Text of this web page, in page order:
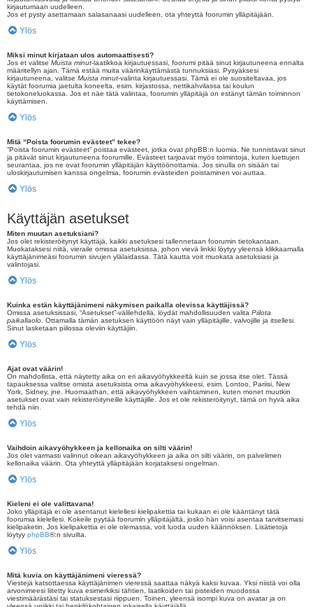
kirjautumaan uudelleen.
Jos et pysty asettamaan salasanaasi uudelleen, ota yhteyttä foorumin ylläpitäjään.
Ylös
Miksi minut kirjataan ulos automaattisesti?
Jos et valitse Muista minut-laatikkoa kirjautuessasi, foorumi pitää sinut kirjautuneena ennalta
määritellyn ajan. Tämä estää muita väärinkäyttämästä tunnuksiasi. Pysyäksesi
kirjautuneena, valitse Muista minut-valinta kirjautuessasi. Tämä ei ole suositeltavaa, jos
käytät foorumia jaetulta koneelta, esim. kirjastossa, nettikahvilassa tai koulun
tietokoneluokassa. Jos et näe tätä valintaa, foorumin ylläpitäjä on estänyt tämän toiminnon
käyttämisen.
Ylös
Mitä “Poista foorumin evästeet” tekee?
“Poista foorumin evästeet” poistaa evästeet, jotka ovat phpBB:n luomia. Ne tunnistavat sinut
ja pitävät sinut kirjautuneena foorumille. Evästeet tarjoavat myös toimintoja, kuten luettujen
seurantaa, jos ne ovat foorumin ylläpitäjän käyttöönottamia. Jos sinulla on sisään tai
uloskirjautumisen kanssa ongelmia, foorumin evästeiden poistaminen voi auttaa.
Ylös
Käyttäjän asetukset
Miten muutan asetuksiani?
Jos olet rekisteröitynyt käyttäjä, kaikki asetuksesi tallennetaan foorumin tietokantaan.
Muokataksesi niitä, vieraile omissa asetuksissa, johon vievä linkki löytyy yleensä klikkaamalla
käyttäjänimeäsi foorumin sivujen ylälaidassa. Tätä kautta voit muokata asetuksiasi ja
valintojasi.
Ylös
Kuinka estän käyttäjänimeni näkymisen paikalla olevissa käyttäjissä?
Omissa asetuksissasi, “Asetukset”-välilehdellä, löydät mahdollisuuden valita Piilota
paikallaolo . Ottamalla tämän asetuksen käyttöön näyt vain ylläpitäjille, valvojille ja itsellesi.
Sinut lasketaan piilossa oleviin käyttäjiin.
Ylös
Ajat ovat väärin!
On mahdollista, että näytetty aika on eri aikavyöhykkeeltä kuin se jossa itse olet. Tässä
tapauksessa valitse omista asetuksista oma aikavyöhykkeesi, esim. Lontoo, Pariisi, New
York, Sidney, jne. Huomaathan, että aikavyöhykkeen vaihtaminen, kuten monet muutkin
asetukset ovat vain rekisteröityneille käyttäjille. Jos et ole rekisteröitynyt, tämä on hyvä aika
tehdä niin.
Ylös
Vaihdoin aikavyöhykkeen ja kellonaika on silti väärin!
Jos olet varmasti valinnut oikean aikavyöhykkeen ja aika on silti väärin, on palvelimen
kellonaika väärin. Ota yhteyttä ylläpitäjään korjataksesi ongelman.
Ylös
Kieleni ei ole valittavana!
Joko ylläpitäjä ei ole asentanut kielellesi kielipakettia tai kukaan ei ole kääntänyt tätä
foorumia kielellesi. Kokeile pyytää foorumin ylläpitäjältä, josko hän voisi asentaa tarvitsemasi
kielipaketin. Jos kielipakettia ei ole olemassa, voit luoda uuden käännöksen. Lisätietoja
löytyy phpBB®:n sivuilta.
Ylös
Mitä kuvia on käyttäjänimeni vieressä?
Viestejä katsottaessa käyttäjänimen vieressä saattaa näkyä kaksi kuvaa. Yksi niistä voi olla
arvonimeesi liitetty kuva esimerkiksi tähtien, laatikoiden tai pisteiden muodossa
viestimäärästäsi tai statuksestasi riippuen. Toinen, yleensä isompi kuva on avatar ja on